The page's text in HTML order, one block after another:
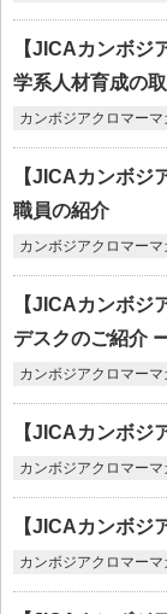
【JICAカンボジ
学系人材育成の
カンボジアクロマー
【JICAカンボジ
職員の紹介
カンボジアクロマー
【JICAカンボジ
デスクのご紹介
カンボジアクロマー
【JICAカンボジ
カンボジアクロマー
【JICAカンボジ
カンボジアクロマー